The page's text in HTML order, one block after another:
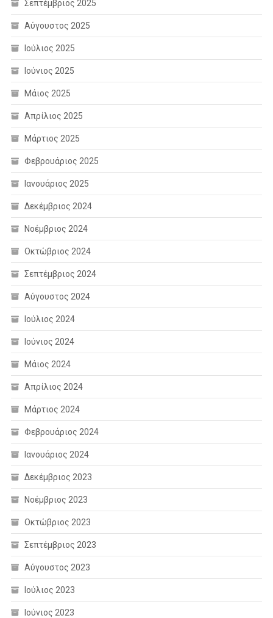
Σεπτέμβριος 2025
Αύγουστος 2025
Ιούλιος 2025
Ιούνιος 2025
Μάιος 2025
Απρίλιος 2025
Μάρτιος 2025
Φεβρουάριος 2025
Ιανουάριος 2025
Δεκέμβριος 2024
Νοέμβριος 2024
Οκτώβριος 2024
Σεπτέμβριος 2024
Αύγουστος 2024
Ιούλιος 2024
Ιούνιος 2024
Μάιος 2024
Απρίλιος 2024
Μάρτιος 2024
Φεβρουάριος 2024
Ιανουάριος 2024
Δεκέμβριος 2023
Νοέμβριος 2023
Οκτώβριος 2023
Σεπτέμβριος 2023
Αύγουστος 2023
Ιούλιος 2023
Ιούνιος 2023